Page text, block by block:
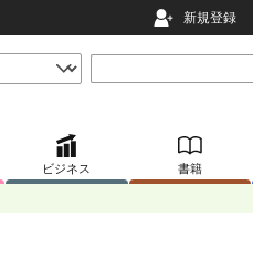
新規登録
ビジネス 書籍